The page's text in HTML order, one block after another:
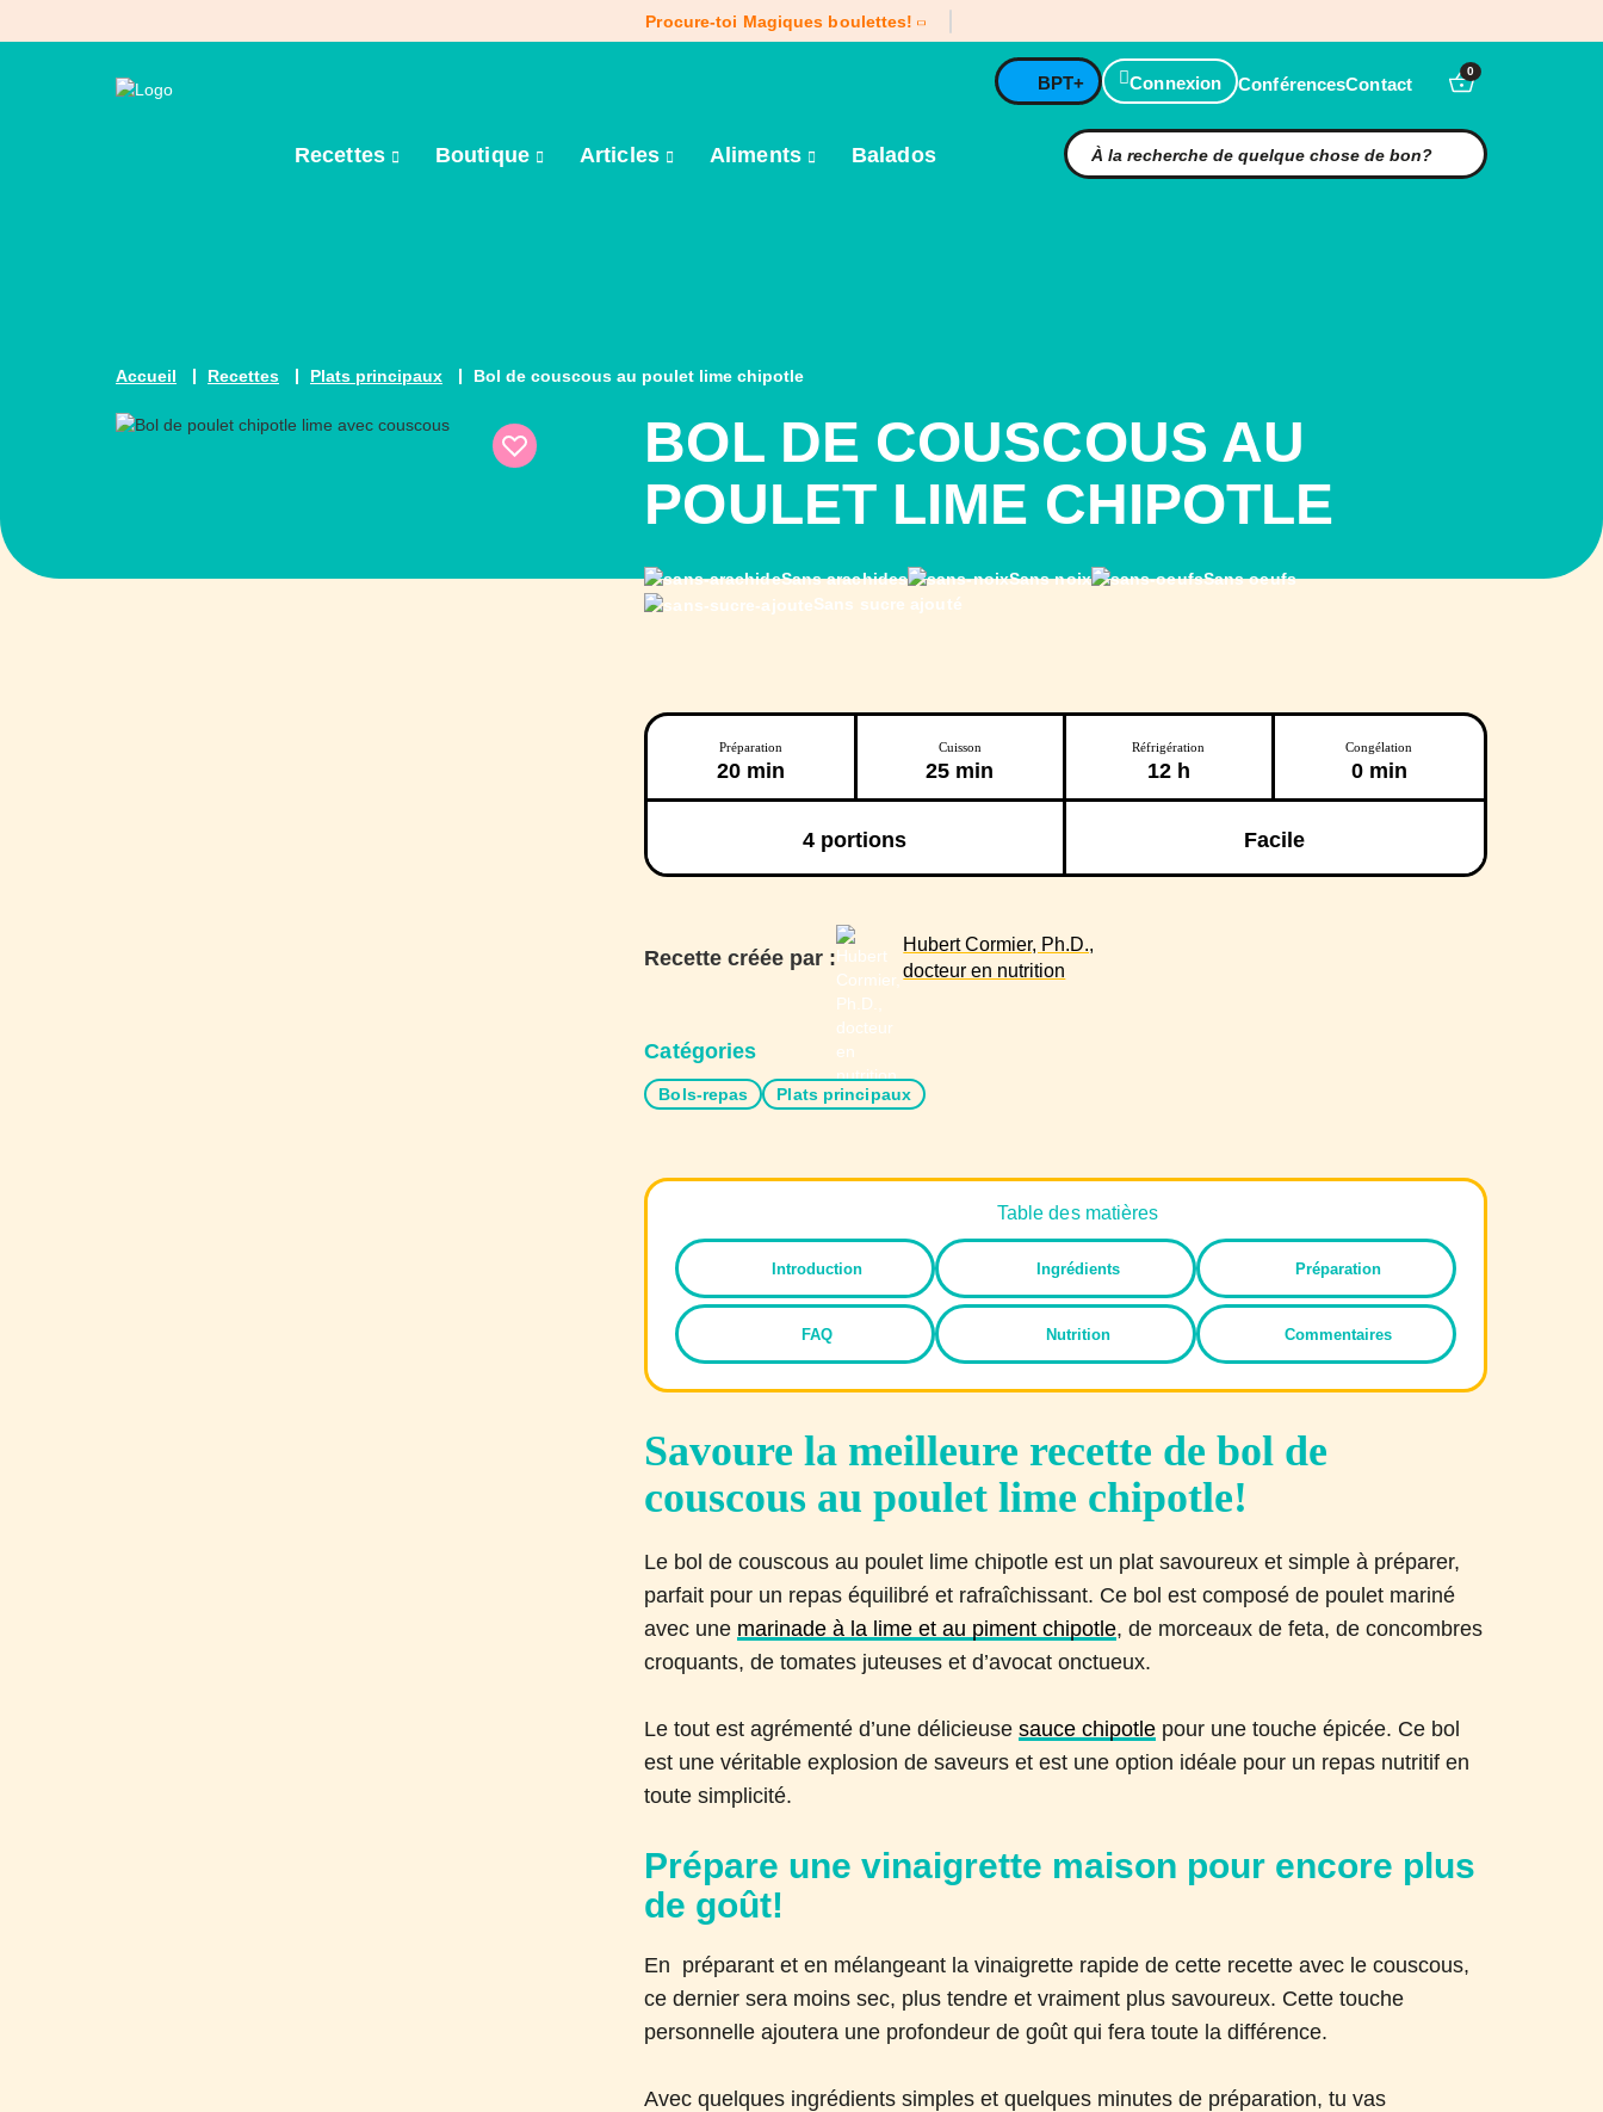
Procure-toi Magiques boulettes!
BPT+ Connexion ConférencesContact
0
Recettes Boutique Articles Aliments Balados
Accueil Recettes Plats principaux Bol de couscous au poulet lime chipotle
BOL DE COUSCOUS AU
POULET LIME CHIPOTLE
Sans arachides Sans noix
Sans oeufs
Sans sucre ajouté
Préparation
20 min
Cuisson
25 min
Réfrigération
12 h
Congélation
0 min
4 portions Facile
Recette créée par :
Hubert Cormier, Ph.D.,
docteur en nutrition
Catégories
Bols-repas Plats principaux
Table des matières
Introduction Ingrédients Préparation
FAQ Nutrition Commentaires
Savoure la meilleure recette de bol de
couscous au poulet lime chipotle!
Le bol de couscous au poulet lime chipotle est un plat savoureux et simple à préparer,
parfait pour un repas équilibré et rafraîchissant. Ce bol est composé de poulet mariné
avec une marinade à la lime et au piment chipotle, de morceaux de feta, de concombres
croquants, de tomates juteuses et d’avocat onctueux.
Le tout est agrémenté d’une délicieusesauce chipotle pour une touche épicée. Ce bol
est une véritable explosion de saveurs et est une option idéale pour un repas nutritif en
toute simplicité.
Prépare une vinaigrette maison pour encore plus
de goût!
En préparant et en mélangeant la vinaigrette rapide de cette recette avec le couscous,
ce dernier sera moins sec, plus tendre et vraiment plus savoureux. Cette touche
personnelle ajoutera une profondeur de goût qui fera toute la différence.
Avec quelques ingrédients simples et quelques minutes de préparation, tu vas